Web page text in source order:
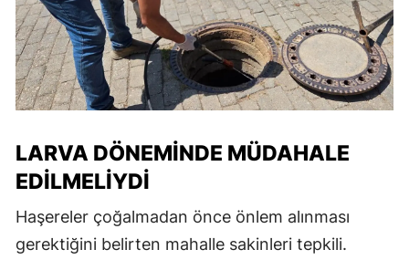
LARVA DÖNEMINDE MÜDAHALE
EDILMELIYDI
Haşereler çoğalmadan önce önlem alınması
gerektiğini belirten mahalle sakinleri tepkili.